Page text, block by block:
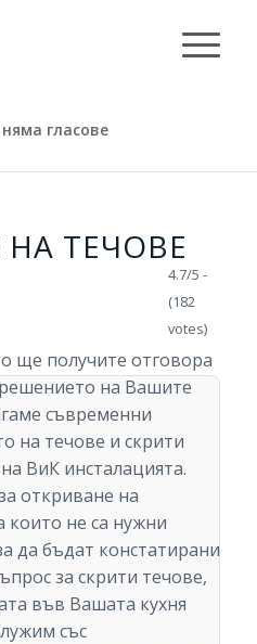
гласове
ТЕЧОВЕ
ще получите отговора
на Вашите
съвременни
на течове и скрити
ВиК инсталацията.
откриване на
които не са нужни
да бъдат констатирани
за скрити течове,
във Вашата кухня
със
4.7/5 -
(182
votes)